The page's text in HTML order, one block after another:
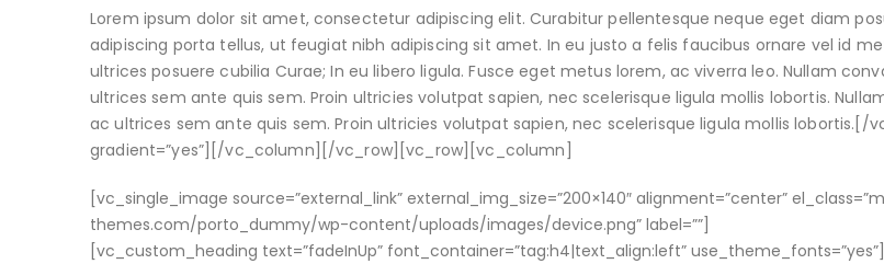
Lorem ipsum dolor sit amet, consectetur adipiscing elit. Curabitur pellentesque neque eget diam
adipiscing porta tellus, ut feugiat nibh adipiscing sit amet. In eu justo a felis faucibus ornare vel id
ultrices posuere cubilia Curae; In eu libero ligula. Fusce eget metus lorem, ac viverra leo. Nullam
ultrices sem ante quis sem. Proin ultricies volutpat sapien, nec scelerisque ligula mollis lobortis.
ac ultrices sem ante quis sem. Proin ultricies volutpat sapien, nec scelerisque ligula mollis
gradient=”yes”][/vc_column][/vc_row][vc_row][vc_column]
[vc_single_image source=”external_link” external_img_size=”200×140″ alignment=”center”
themes.com/porto_dummy/wp-content/uploads/images/device.png” label=””]
[vc_custom_heading text=”fadeInUp” font_container=”tag:h4|text_align:left”